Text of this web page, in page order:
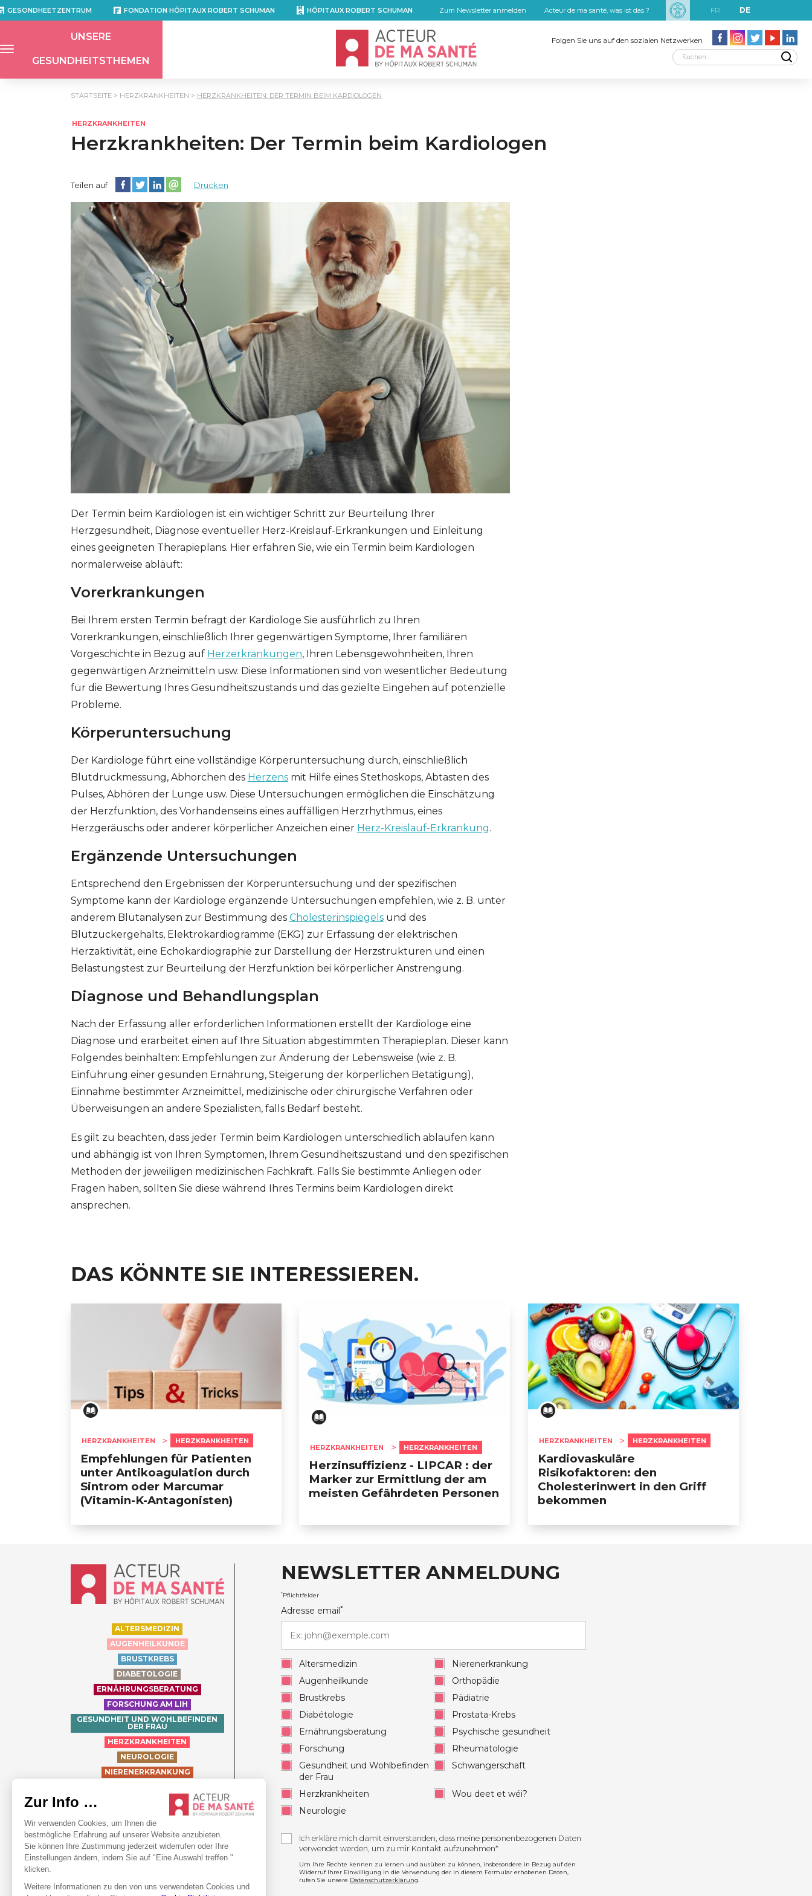
GESONDHEETZENTRUM FONDATION HÔPITAUX ROBERT SCHUMAN HÔPITAUX ROBERT SCHUMAN Zum Newsletter anmelden Acteur de ma santé, was ist das ? FR DE
UNSERE
GESUNDHEITSTHEMEN
Accueil - Acteur de ma santé, by HôpitauxRobert SchumanFolgen Sie uns auf den sozialen Netzwerken
GESONDHEETZENTRUM FONDATION HÔPITAUX ROBERT SCHUMAN HÔPITAUX ROBERT SCHUMAN
STARTSEITE HERZKRANKHEITEN HERZKRANKHEITEN: DER TERMIN BEIM KARDIOLOGEN
HERZKRANKHEITEN
Herzkrankheiten: Der Termin beim Kardiologen
Teilen auf Diese Seite auf Facebook teilen
Diese Seite auf Twitter teilen
Diese Seite auf LinkedIn teilen
Partager cette page sur email
Drucken
Der Termin beim Kardiologen ist ein wichtiger Schritt zur Beurteilung Ihrer
Herzgesundheit, Diagnose eventueller Herz-Kreislauf-Erkrankungen und Einleitung
eines geeigneten Therapieplans. Hier erfahren Sie, wie ein Termin beim Kardiologen
normalerweise abläuft:
Vorerkrankungen
Bei Ihrem ersten Termin befragt der Kardiologe Sie ausführlich zu Ihren
Vorerkrankungen, einschließlich Ihrer gegenwärtigen Symptome, Ihrer familiären
Vorgeschichte in Bezug auf Herzerkrankungen, Ihren Lebensgewohnheiten, Ihren
gegenwärtigen Arzneimitteln usw. Diese Informationen sind von wesentlicher Bedeutung
für die Bewertung Ihres Gesundheitszustands und das gezielte Eingehen auf potenzielle
Probleme.
Körperuntersuchung
Der Kardiologe führt eine vollständige Körperuntersuchung durch, einschließlich
Blutdruckmessung, Abhorchen des Herzensmit Hilfe eines Stethoskops, Abtasten des
Pulses, Abhören der Lunge usw. Diese Untersuchungen ermöglichen die Einschätzung
der Herzfunktion, des Vorhandenseins eines auffälligen Herzrhythmus, eines
Herzgeräuschs oder anderer körperlicher Anzeichen einer Herz-Kreislauf-Erkrankung.
Ergänzende Untersuchungen
Entsprechend den Ergebnissen der Körperuntersuchung und der spezifischen
Symptome kann der Kardiologe ergänzende Untersuchungen empfehlen, wie z. B. unter
anderem Blutanalysen zur Bestimmung des Cholesterinspiegelsund des
Blutzuckergehalts, Elektrokardiogramme (EKG) zur Erfassung der elektrischen
Herzaktivität, eine Echokardiographie zur Darstellung der Herzstrukturen und einen
Belastungstest zur Beurteilung der Herzfunktion bei körperlicher Anstrengung.
Diagnose und Behandlungsplan
Nach der Erfassung aller erforderlichen Informationen erstellt der Kardiologe eine
Diagnose und erarbeitet einen auf Ihre Situation abgestimmten Therapieplan. Dieser kann
Folgendes beinhalten: Empfehlungen zur Änderung der Lebensweise (wie z. B.
Einführung einer gesunden Ernährung, Steigerung der körperlichen Betätigung),
Einnahme bestimmter Arzneimittel, medizinische oder chirurgische Verfahren oder
Überweisungen an andere Spezialisten, falls Bedarf besteht.
Es gilt zu beachten, dass jeder Termin beim Kardiologen unterschiedlich ablaufen kann
und abhängig ist von Ihren Symptomen, Ihrem Gesundheitszustand und den spezifischen
Methoden der jeweiligen medizinischen Fachkraft. Falls Sie bestimmte Anliegen oder
Fragen haben, sollten Sie diese während Ihres Termins beim Kardiologen direkt
ansprechen.
DAS KÖNNTE SIE INTERESSIEREN.
HERZKRANKHEITEN HERZKRANKHEITEN
Empfehlungen für Patienten
unter Antikoagulation durch
Sintrom oder Marcumar
(Vitamin-K-Antagonisten)
HERZKRANKHEITEN HERZKRANKHEITEN
Herzinsuffizienz - LIPCAR : der
Marker zur Ermittlung der am
meisten Gefährdeten Personen
HERZKRANKHEITEN HERZKRANKHEITEN
Kardiovaskuläre
Risikofaktoren: den
Cholesterinwert in den Griff
bekommen
Accueil - Acteur de ma santé, by HôpitauxRobert Schuman
ALTERSMEDIZIN
AUGENHEILKUNDE
BRUSTKREBS
DIABETOLOGIE
ERNÄHRUNGSBERATUNG
FORSCHUNG AM LIH
GESUNDHEIT UND WOHLBEFINDEN
DER FRAU
HERZKRANKHEITEN
NEUROLOGIE
NIERENERKRANKUNG
PROSTATA-KREBS
PSYCHISCHE GESUNDHEIT
RHEUMATOLOGIE
SCHWANGERSCHAFT
NEWSLETTER ANMELDUNG
*Pflichtfelder
Adresse email*
Altersmedizin
Augenheilkunde
Brustkrebs
Diabétologie
Ernährungsberatung
Forschung
Gesundheit und Wohlbefinden
der Frau
Herzkrankheiten
Neurologie
Nierenerkrankung
Orthopädie
Pädiatrie
Prostata-Krebs
Psychische gesundheit
Rheumatologie
Schwangerschaft
Wou deet et wéi?
Ich erkläre mich damit einverstanden, dass meine personenbezogenen Daten
verwendet werden, um zu mir Kontakt aufzunehmen*
Um Ihre Rechte kennen zu lernen und ausüben zu können, insbesondere in Bezug auf den
Widerruf Ihrer Einwilligung in die Verwendung der in diesem Formular erhobenen Daten,
rufen Sie unsere Datenschutzerklärung